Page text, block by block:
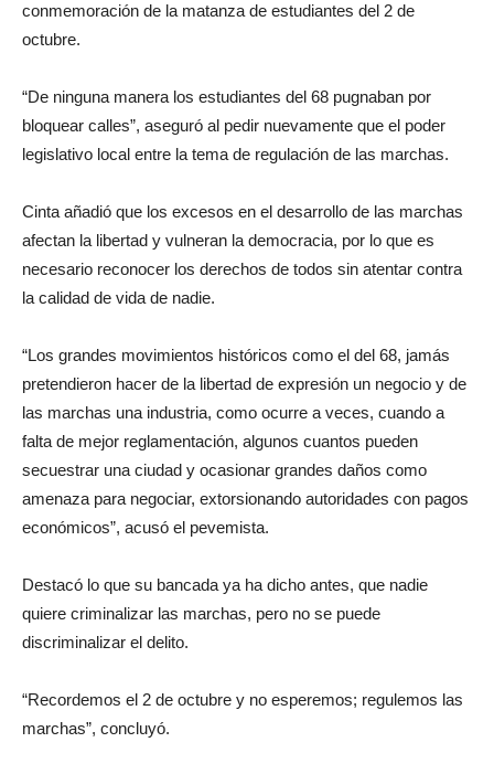
conmemoración de la matanza de estudiantes del 2 de
octubre.
“De ninguna manera los estudiantes del 68 pugnaban por
bloquear calles”, aseguró al pedir nuevamente que el poder
legislativo local entre la tema de regulación de las marchas.
Cinta añadió que los excesos en el desarrollo de las marchas
afectan la libertad y vulneran la democracia, por lo que es
necesario reconocer los derechos de todos sin atentar contra
la calidad de vida de nadie.
“Los grandes movimientos históricos como el del 68, jamás
pretendieron hacer de la libertad de expresión un negocio y de
las marchas una industria, como ocurre a veces, cuando a
falta de mejor reglamentación, algunos cuantos pueden
secuestrar una ciudad y ocasionar grandes daños como
amenaza para negociar, extorsionando autoridades con pagos
económicos”, acusó el pevemista.
Destacó lo que su bancada ya ha dicho antes, que nadie
quiere criminalizar las marchas, pero no se puede
discriminalizar el delito.
“Recordemos el 2 de octubre y no esperemos; regulemos las
marchas”, concluyó.